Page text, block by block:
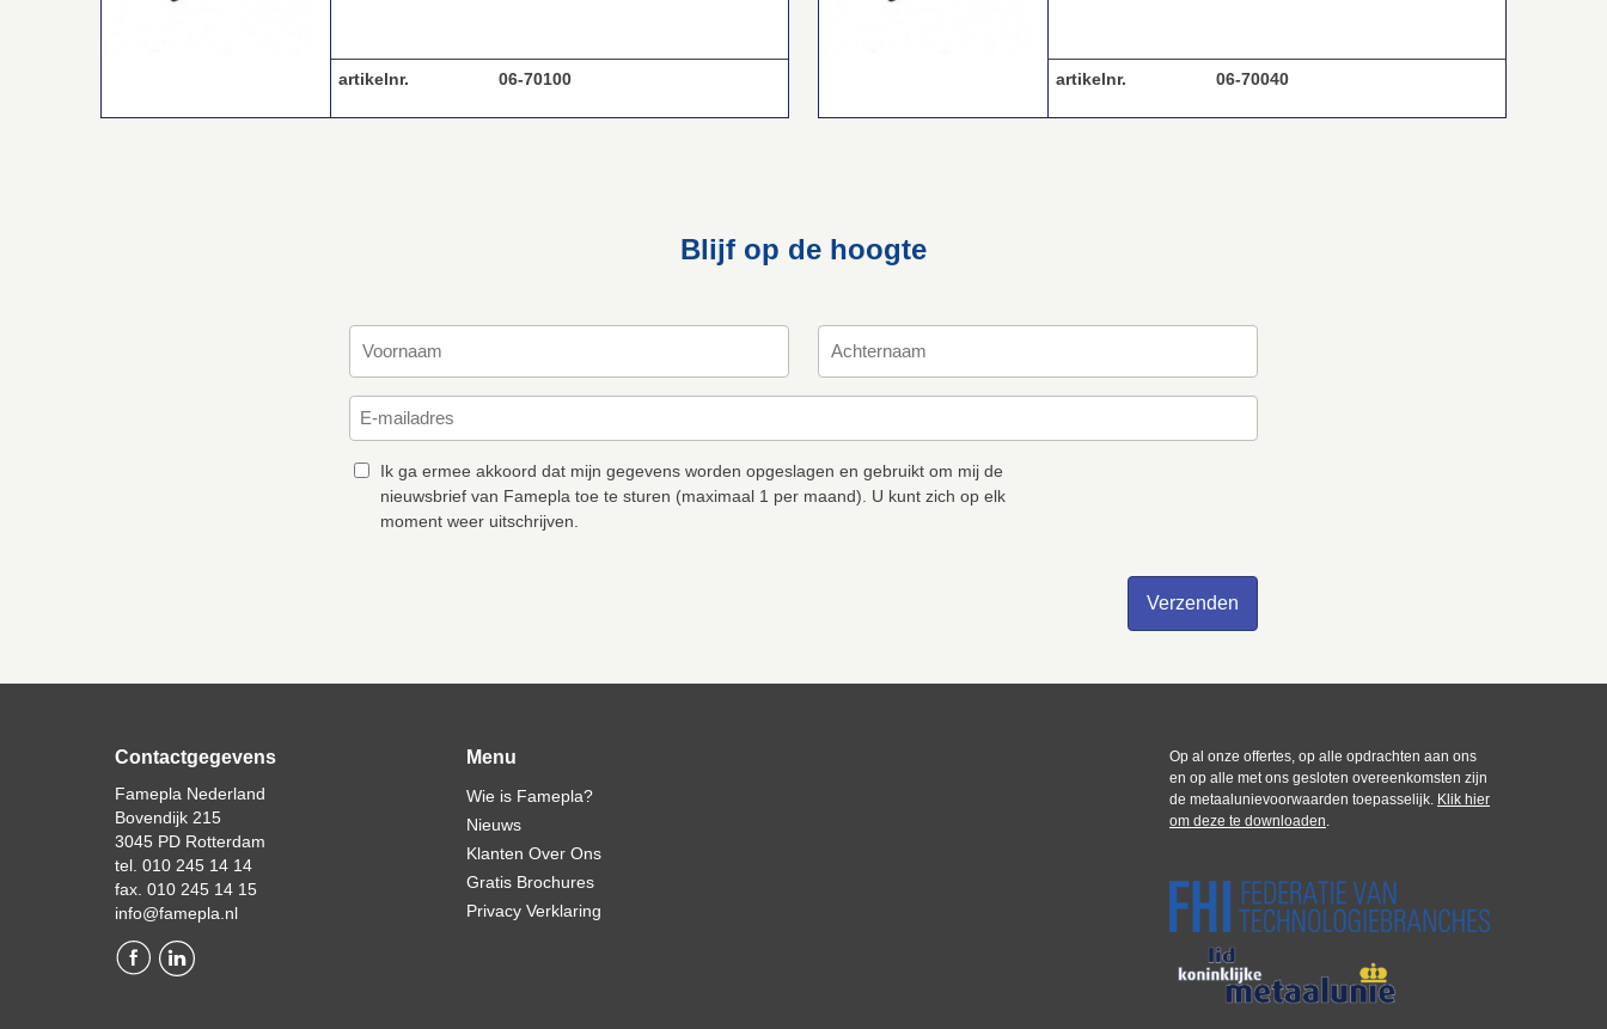
artikelnr. 06-70100 artikelnr. 06-70040
Blijf op de hoogte
Ik ga ermee akkoord dat mijn gegevens worden opgeslagen en gebruikt om mij de
nieuwsbrief van Famepla toe te sturen (maximaal 1 per maand). U kunt zich op elk
moment weer uitschrijven.
Contactgegevens
Famepla Nederland
Bovendijk 215
3045 PD Rotterdam
tel. 010 245 14 14
fax. 010 245 14 15
info@famepla.nl
Menu
Wie is Famepla?
Nieuws
Klanten Over Ons
Gratis Brochures
Privacy Verklaring
Op al onze offertes, op alle opdrachten aan ons
en op alle met ons gesloten overeenkomsten zijn
de metaalunievoorwaarden toepasselijk. Klik hier
om deze te downloaden.